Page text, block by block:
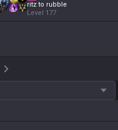
ritz to rubble
Level 177